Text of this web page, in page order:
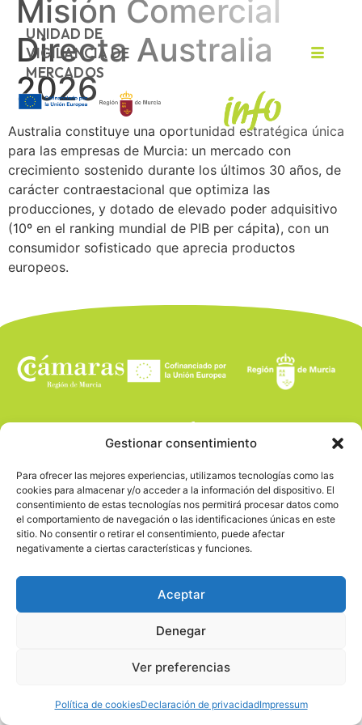
Gestionar consentimiento
Para ofrecer las mejores experiencias, utilizamos tecnologías como las
cookies para almacenar y/o acceder a la información del dispositivo. El
consentimiento de estas tecnologías nos permitirá procesar datos como
el comportamiento de navegación o las identificaciones únicas en este
sitio. No consentir o retirar el consentimiento, puede afectar
negativamente a ciertas características y funciones.
Aceptar
Denegar
Ver preferencias
Política de cookiesDeclaración de privacidadImpressum
UNIDAD DE
VIGILANCIA DE
MERCADOS
Misión Comercial
Directa Australia
2026
Australia constituye una oportunidad estratégica única
para las empresas de Murcia: un mercado con
crecimiento sostenido durante los últimos 30 años, de
carácter contraestacional que optimiza las
producciones, y dotado de elevado poder adquisitivo
(10º en el ranking mundial de PIB per cápita), con un
consumidor sofisticado que aprecia productos
europeos.